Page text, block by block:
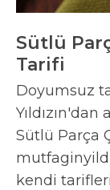
Sütlü
Tarifi
Doyumsuz
Sütlü Parça
kendi